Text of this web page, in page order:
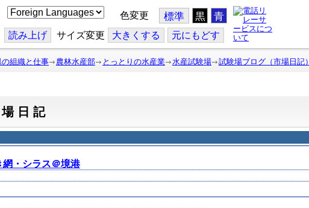
こ
の
ジ
を
翻
色変更 標準 黒 青
読み上げ サイズ変更 大きくする 元にもどす
の組織と仕事 農林水産部 とっとりの水産業 水産試験場 試験場ブログ（市場日記）
日記
・シラス＠境港